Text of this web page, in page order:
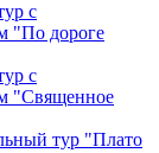
с
"По дороге
с
"Священное
тур "Плато